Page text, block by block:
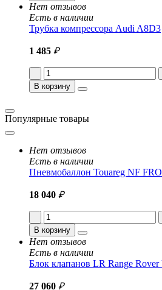
Нет отзывов
Есть в наличии
Трубка компрессора Audi A8D3
1 485 ₽
В корзину
Популярные товары
Нет отзывов
Есть в наличии
Пневмобаллон Touareg NF
18 040 ₽
В корзину
Нет отзывов
Есть в наличии
Блок клапанов LR Range
27 060 ₽